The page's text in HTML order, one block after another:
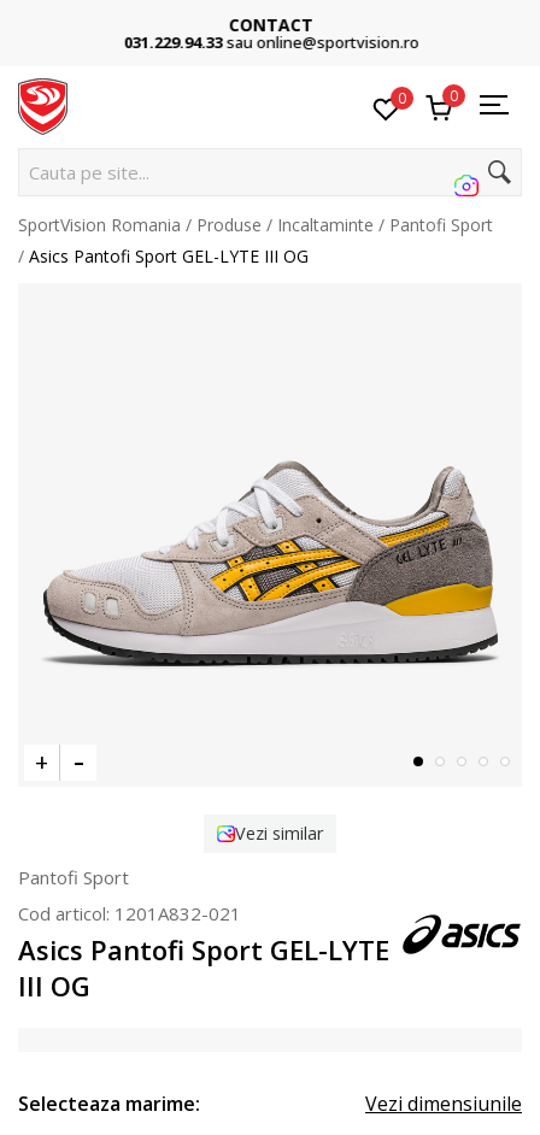
CONTACT
031.229.94.33sau online@sportvision.ro
0 0
Cauta pe site...
SportVision Romania Produse Incaltaminte
Pantofi Sport
Asics Pantofi Sport GEL-LYTE III OG
Vezi similar
Pantofi Sport
Cod articol: 1201A832-021
Asics Pantofi Sport GEL-LYTE
III OG
Selecteaza marime: Vezi dimensiunile